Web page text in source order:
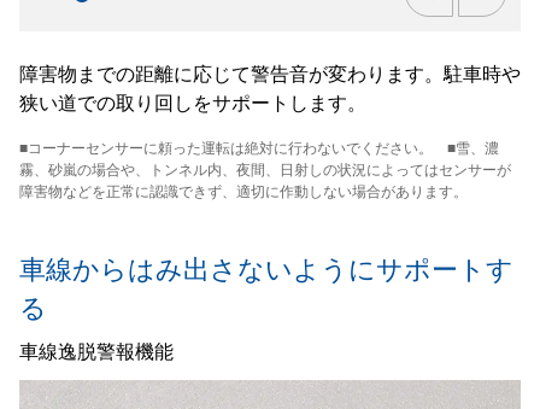
障害物までの距離に応じて警告音が変わります。駐車時や
狭い道での取り回しをサポートします。
■コーナーセンサーに頼った運転は絶対に行わないでください。 ■雪、濃
霧、砂嵐の場合や、トンネル内、夜間、日射しの状況によってはセンサーが
障害物などを正常に認識できず、適切に作動しない場合があります。
車線からはみ出さないようにサポートす
る
車線逸脱警報機能